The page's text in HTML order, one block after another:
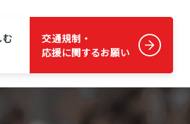
交通規制・
応援に関するお願い